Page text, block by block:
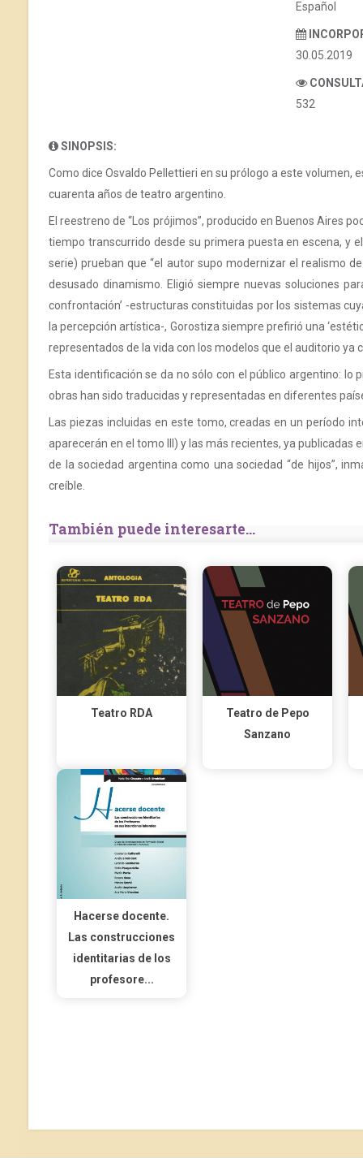
Español
30.05.2019
532
SINOPSIS:
Como dice Osvaldo Pellettieri en su prólogo a este volumen,
cuarenta años de teatro argentino.
El reestreno de “Los prójimos”, producido en Buenos Aires
tiempo transcurrido desde su primera puesta en escena, y
serie) prueban que “el autor supo modernizar el realismo
desusado dinamismo. Eligió siempre nuevas soluciones
confrontación’ -estructuras constituidas por los sistemas
la percepción artística-, Gorostiza siempre prefirió una
representados de la vida con los modelos que el auditorio ya
Esta identificación se da no sólo con el público argentino:
obras han sido traducidas y representadas en diferentes
Las piezas incluidas en este tomo, creadas en un período
aparecerán en el tomo III) y las más recientes, ya publicadas
de la sociedad argentina como una sociedad “de hijos”,
creíble.
También puede interesarte...
Teatro RDA
Teatro de Pepo
Sanzano
Hacerse docente.
Las construcciones
identitarias de los
profesore...